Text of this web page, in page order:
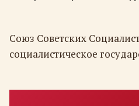
Союз Советских
социалистическое